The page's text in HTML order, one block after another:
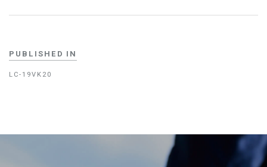
PUBLISHED IN
LC-19VK20